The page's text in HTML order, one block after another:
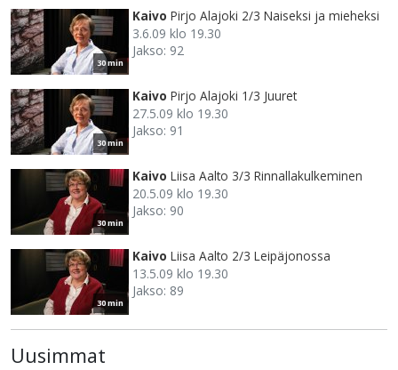
30 min
Kaivo Pirjo Alajoki 2/3 Naiseksi ja mieheksi
3.6.09 klo 19.30
Jakso: 92
30 min
Kaivo Pirjo Alajoki 1/3 Juuret
27.5.09 klo 19.30
Jakso: 91
30 min
Kaivo Liisa Aalto 3/3 Rinnallakulkeminen
20.5.09 klo 19.30
Jakso: 90
30 min
Kaivo Liisa Aalto 2/3 Leipäjonossa
13.5.09 klo 19.30
Jakso: 89
Uusimmat